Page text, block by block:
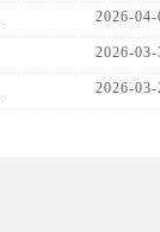
2026-04-
2026-03-
2026-03-